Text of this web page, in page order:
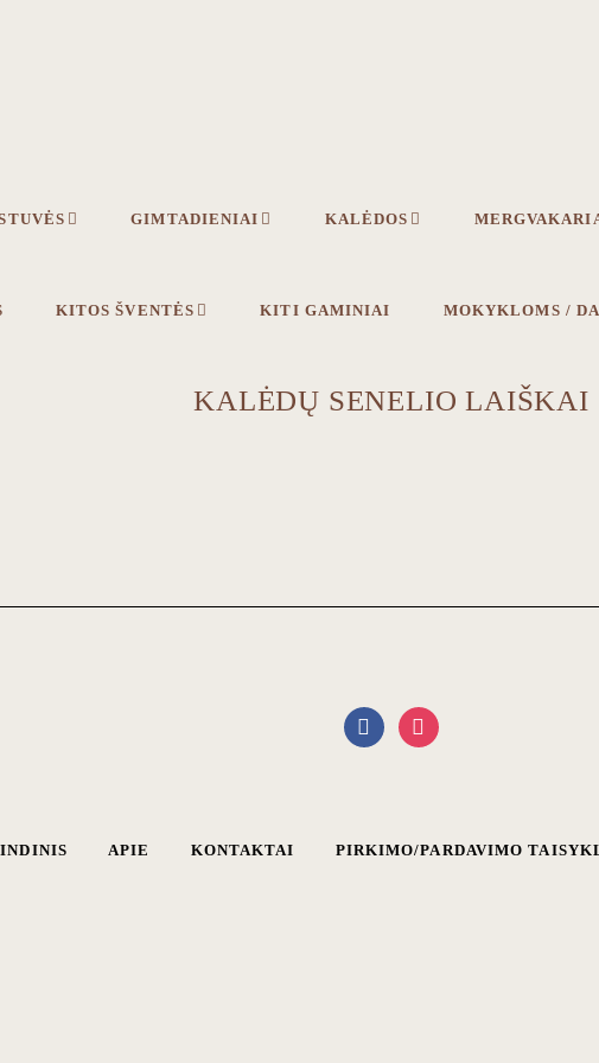
GIMTADIENIAI KALĖDOS
KITOS ŠVENTĖS KITI GAMINIAI MOKYKLOMS /
KALĖDŲ SENELIO LAIŠKAI
APIE KONTAKTAI PIRKIMO/PARDAVIMO